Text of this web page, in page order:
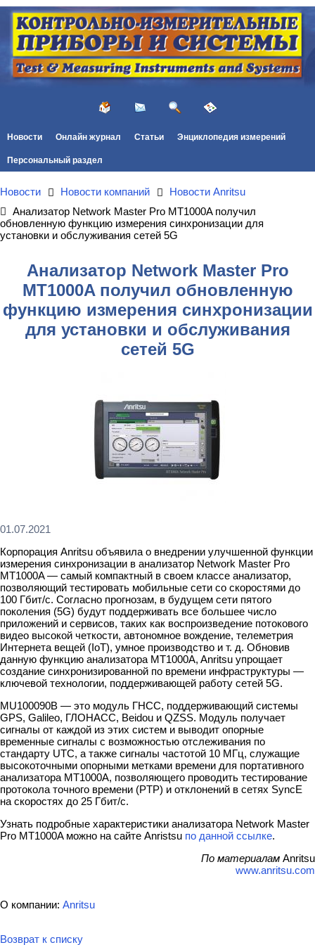
Новости Онлайн журнал Статьи Энциклопедия измерений
Персональный раздел
Новости Новости компаний
Новости Anritsu
Анализатор Network Master Pro MT1000A получил
обновленную функцию измерения синхронизации для
установки и обслуживания сетей 5G
Анализатор Network Master Pro
MT1000A получил обновленную
функцию измерения синхронизации
для установки и обслуживания
сетей 5G
01.07.2021
Корпорация Anritsu объявила о внедрении улучшенной функции
измерения синхронизации в анализатор Network Master Pro
MT1000A — самый компактный в своем классе анализатор,
позволяющий тестировать мобильные сети со скоростями до
100 Гбит/с. Согласно прогнозам, в будущем сети пятого
поколения (5G) будут поддерживать все большее число
приложений и сервисов, таких как воспроизведение потокового
видео высокой четкости, автономное вождение, телеметрия
Интернета вещей (IoT), умное производство и т. д. Обновив
данную функцию анализатора MT1000A, Anritsu упрощает
создание синхронизированной по времени инфраструктуры —
ключевой технологии, поддерживающей работу сетей 5G.
MU100090B — это модуль ГНСС, поддерживающий системы
GPS, Galileo, ГЛОНАСС, Beidou и QZSS. Модуль получает
сигналы от каждой из этих систем и выводит опорные
временные сигналы с возможностью отслеживания по
стандарту UTC, а также сигналы частотой 10 МГц, служащие
высокоточными опорными метками времени для портативного
анализатора MT1000A, позволяющего проводить тестирование
протокола точного времени (PTP) и отклонений в сетях SyncE
на скоростях до 25 Гбит/с.
Узнать подробные характеристики анализатора Network Master
Pro MT1000A можно на сайте Anristsu по данной ссылке.
По материалам Anritsu
www.anritsu.com
О компании: Anritsu
Возврат к списку